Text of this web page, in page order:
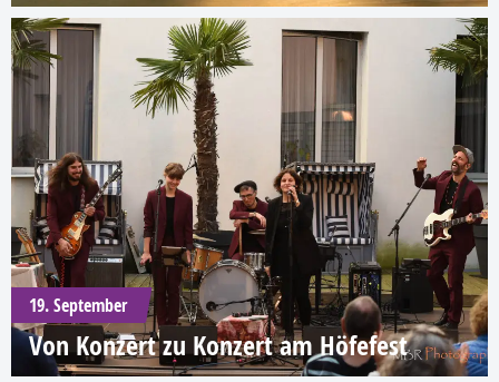
19. September
Von Konzert zu Konzert am Höfefest